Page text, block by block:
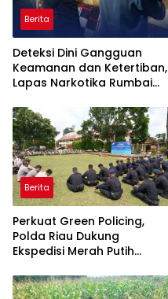
Berita
Deteksi Dini Gangguan
Keamanan dan Ketertiban,
Lapas Narkotika Rumbai
Hunian
Berita
Perkuat Green Policing,
Polda Riau Dukung
Ekspedisi Merah Putih
Penanaman Mangrove